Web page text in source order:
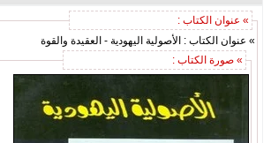
» عنوان الكتاب :
» عنوان الكتاب : الأصولية اليهودية - العقيدة والقوة
» صورة الكتاب :